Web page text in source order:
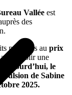
Vallée est
des
proposés au prix
su établir une
Aujourd’hui, le
de Sabine
2025.